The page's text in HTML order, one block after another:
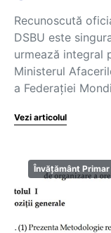
Recunoscută
DSBU este
urmează integral
Ministerul
a Federației
Vezi articolul
Învățământ Primar